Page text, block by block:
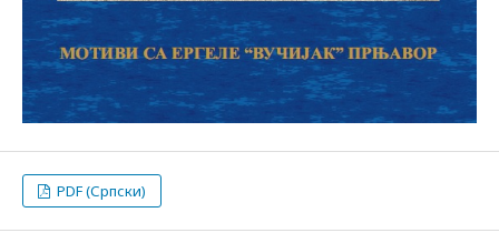
PDF (Српски)